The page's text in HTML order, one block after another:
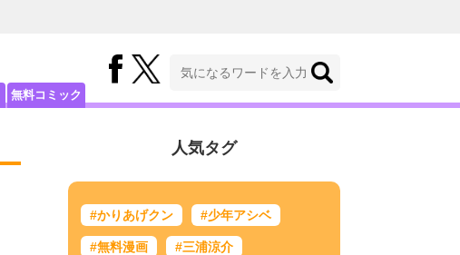
無料コミック
人気タグ
#かりあげクン #少年アシベ
#無料漫画 #三浦涼介